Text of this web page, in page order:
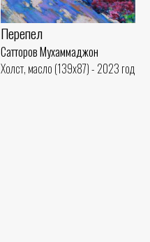
Перепел
Сатторов Мухаммаджон
Холст, масло (139x87) - 2023 год